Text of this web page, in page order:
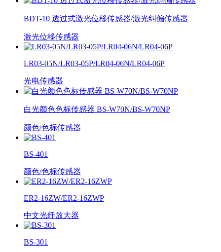
BDT-10 透过式激光位移传感器/激光纠偏传感器
激光位移传感器
LR03-05N/LR03-05P/LR04-06N/LR04-06P
光电传感器
白光颜色色标传感器 BS-W70N/BS-W70NP
颜色/色标传感器
BS-401
颜色/色标传感器
ER2-16ZW/ER2-16ZWP
中文光纤放大器
BS-301